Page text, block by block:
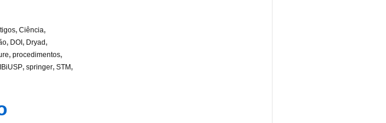
, Ciência,
, DOI , Dryad,
, procedimentos,
, springer, STM,